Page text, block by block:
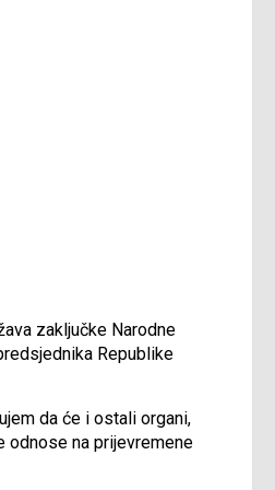
zaključke Narodne
Republike
da će i ostali organi,
odnose na prijevremene